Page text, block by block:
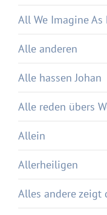
All We Imagine
Alle anderen
Alle hassen Johan
Alle reden übers
Allein
Allerheiligen
Alles andere zeigt